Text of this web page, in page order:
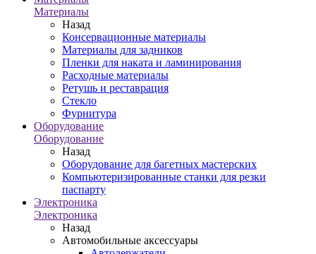
Материалы
Назад
Консервационные материалы
Материалы для задников
Пленки для наката и ламинирования
Расходные материалы
Ретушь и реставрация
Стекло
Фурнитура
Оборудование
Оборудование
Назад
Оборудование для багетных мастерских
Компьютеризированные станки для резки
паспарту
Электроника
Электроника
Назад
Автомобильные аксессуары